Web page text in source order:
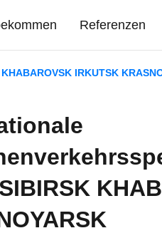
Referenzen
IRKUTSK